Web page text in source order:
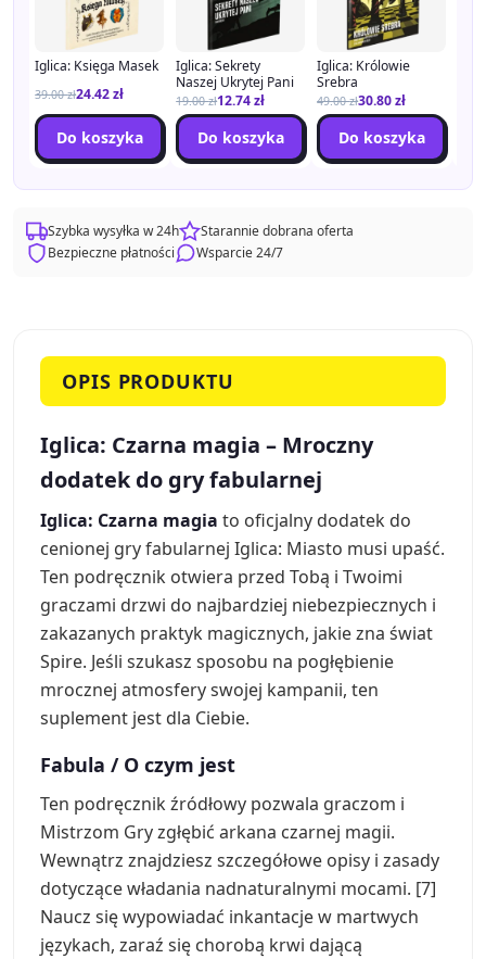
Iglica: Księga Masek
39.00zł24.42zł
Do koszyka
Iglica: Sekrety
Naszej Ukrytej Pani
19.00zł12.74zł
Do koszyka
Iglica: Królowie
Srebra
49.00zł30.80zł
Do koszyka
Szybka wysyłka w 24h
Starannie dobrana oferta
Bezpieczne płatności
Wsparcie 24/7
OPIS PRODUKTU
Iglica: Czarna magia – Mroczny
dodatek do gry fabularnej
Iglica: Czarna magia to oficjalny dodatek do
cenionej gry fabularnej Iglica: Miasto musi upaść.
Ten podręcznik otwiera przed Tobą i Twoimi
graczami drzwi do najbardziej niebezpiecznych i
zakazanych praktyk magicznych, jakie zna świat
Spire. Jeśli szukasz sposobu na pogłębienie
mrocznej atmosfery swojej kampanii, ten
suplement jest dla Ciebie.
Fabula / O czym jest
Ten podręcznik źródłowy pozwala graczom i
Mistrzom Gry zgłębić arkana czarnej magii.
Wewnątrz znajdziesz szczegółowe opisy i zasady
dotyczące władania nadnaturalnymi mocami. [7]
Naucz się wypowiadać inkantacje w martwych
językach, zaraź się chorobą krwi dającą